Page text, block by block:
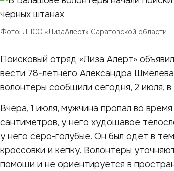
Фото: ДПСО «ЛизаАлерт» Саратовской области
Поисковый отряд «Лиза Алерт»
вести 78-летнего Александра
волонтеры сообщили сегодня, 2 июля,
Вчера, 1 июля, мужчина пропал во
сантиметров, у него худощавое
у него серо-голубые. Он был одет в
кроссовки и кепку. Волонтеры
помощи и не ориентируется в